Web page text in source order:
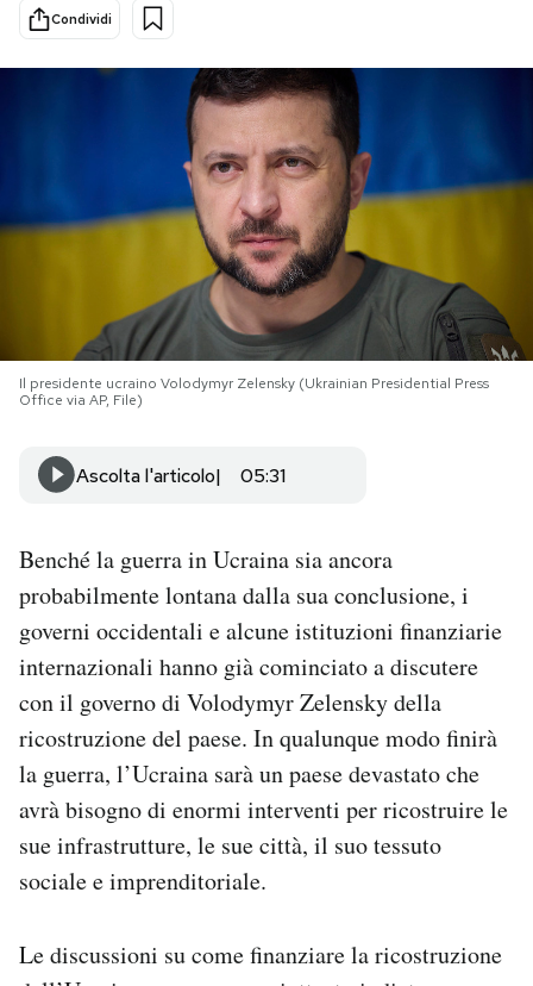
Economia
NEWSLETTER
I MIEI PREFERITI
SHOP
CALENDARIO
Area Personale
Newsletter
Notifiche mobile
Hai bisogno di aiuto?
Esci
Condividi
Il presidente ucraino Volodymyr Zelensky (Ukrainian Presidential Press
Office via AP, File)
Ascolta l'articolo 05:31
Benché la guerra in Ucraina sia ancora
probabilmente lontana dalla sua conclusione, i
governi occidentali e alcune istituzioni finanziarie
internazionali hanno già cominciato a discutere
con il governo di Volodymyr Zelensky della
ricostruzione del paese. In qualunque modo finirà
la guerra, l’Ucraina sarà un paese devastato che
avrà bisogno di enormi interventi per ricostruire le
sue infrastrutture, le sue città, il suo tessuto
sociale e imprenditoriale.
Le discussioni su come finanziare la ricostruzione